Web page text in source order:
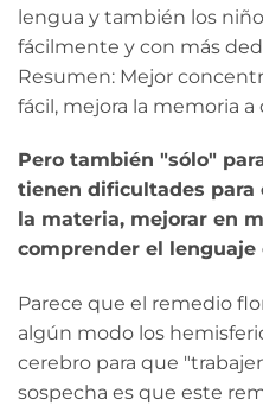
lengua y también los
fácilmente y con más
Resumen: Mejor
fácil, mejora la memoria a
Pero también "sólo"
tienen dificultades para
la materia, mejorar en
comprender el lenguaje
Parece que el remedio
algún modo los
cerebro para que
sospecha es que este